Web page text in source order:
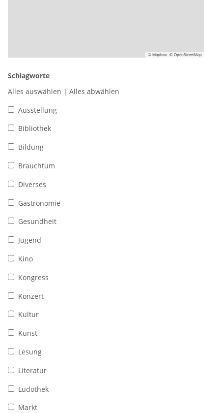
© Mapbox © OpenStreetMap
Schlagworte
Alles auswählen | Alles abwählen
Ausstellung
Bibliothek
Bildung
Brauchtum
Diverses
Gastronomie
Gesundheit
Jugend
Kino
Kongress
Konzert
Kultur
Kunst
Lesung
Literatur
Ludothek
Markt